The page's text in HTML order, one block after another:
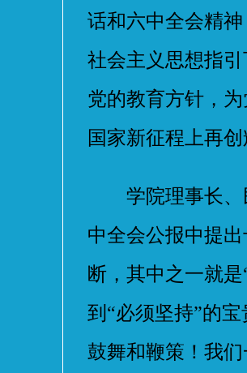
话和六中全会精
社会主义思想指
党的教育方针，
国家新征程上再
学院理事长、
中全会公报中提
断，其中之一就
到“必须坚持”的
鼓舞和鞭策！我